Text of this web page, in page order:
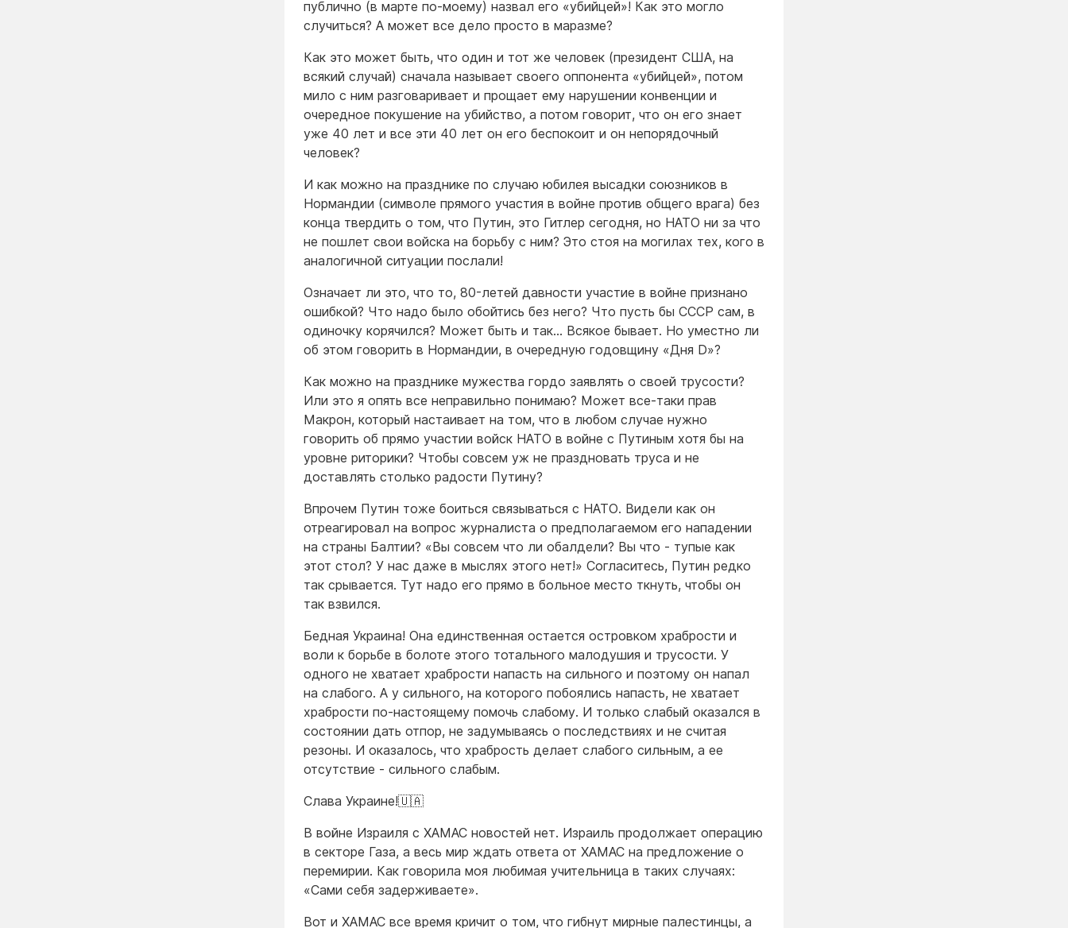
публично (в марте по-моему) назвал его «убийцей»! Как это могло
случиться? А может все дело просто в маразме?
Как это может быть, что один и тот же человек (президент США, на
всякий случай) сначала называет своего оппонента «убийцей», потом
мило с ним разговаривает и прощает ему нарушении конвенции и
очередное покушение на убийство, а потом говорит, что он его знает
уже 40 лет и все эти 40 лет он его беспокоит и он непорядочный
человек?
И как можно на празднике по случаю юбилея высадки союзников в
Нормандии (символе прямого участия в войне против общего врага) без
конца твердить о том, что Путин, это Гитлер сегодня, но НАТО ни за что
не пошлет свои войска на борьбу с ним? Это стоя на могилах тех, кого в
аналогичной ситуации послали!
Означает ли это, что то, 80-летей давности участие в войне признано
ошибкой? Что надо было обойтись без него? Что пусть бы СССР сам, в
одиночку корячился? Может быть и так… Всякое бывает. Но уместно ли
об этом говорить в Нормандии, в очередную годовщину «Дня D»?
Как можно на празднике мужества гордо заявлять о своей трусости?
Или это я опять все неправильно понимаю? Может все-таки прав
Макрон, который настаивает на том, что в любом случае нужно
говорить об прямо участии войск НАТО в войне с Путиным хотя бы на
уровне риторики? Чтобы совсем уж не праздновать труса и не
доставлять столько радости Путину?
Впрочем Путин тоже боиться связываться с НАТО. Видели как он
отреагировал на вопрос журналиста о предполагаемом его нападении
на страны Балтии? «Вы совсем что ли обалдели? Вы что - тупые как
этот стол? У нас даже в мыслях этого нет!» Согласитесь, Путин редко
так срывается. Тут надо его прямо в больное место ткнуть, чтобы он
так взвился.
Бедная Украина! Она единственная остается островком храбрости и
воли к борьбе в болоте этого тотального малодушия и трусости. У
одного не хватает храбрости напасть на сильного и поэтому он напал
на слабого. А у сильного, на которого побоялись напасть, не хватает
храбрости по-настоящему помочь слабому. И только слабый оказался в
состоянии дать отпор, не задумываясь о последствиях и не считая
резоны. И оказалось, что храбрость делает слабого сильным, а ее
отсутствие - сильного слабым.
Слава Украине!🇺🇦
В войне Израиля с ХАМАС новостей нет. Израиль продолжает операцию
в секторе Газа, а весь мир ждать ответа от ХАМАС на предложение о
перемирии. Как говорила моя любимая учительница в таких случаях:
«Сами себя задерживаете».
Вот и ХАМАС все время кричит о том, что гибнут мирные палестинцы, а